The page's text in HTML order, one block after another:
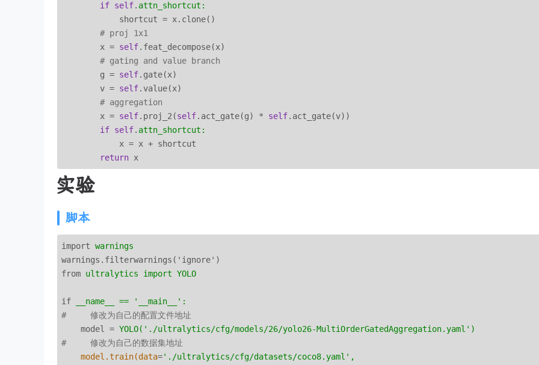
if self. attn_shortcut:
            shortcut = x.clone()
# proj 1x1
        x =
self.feat_decompose(x)
# gating and value branch
        g =
self.gate(x)
        v =
self.value(x)
# aggregation
        x =
self.proj_2(self.act_gate(g) * self.act_gate(v))
if self. attn_shortcut:
            x = x + shortcut
return
实验
脚本
import warnings
warnings.filterwarnings('ignore')
from ultralytics import YOLO
if
__name__ == '__main__':
#     修改为自己的配置文件地址
model
= YOLO('./ultralytics/cfg/models/26/yolo26-MultiOrderGatedAggregation.yaml')
#     修改为自己的数据集地址
model.train(data='./ultralytics/cfg/datasets/coco8.yaml',